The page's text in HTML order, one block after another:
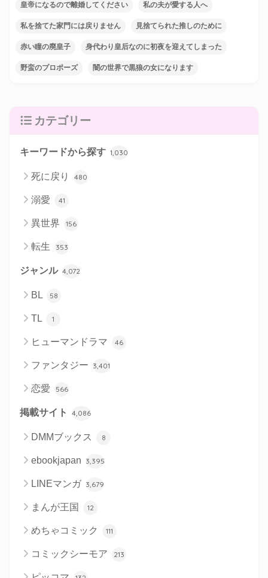
皇帝になるので離婚してください 私の夫が愛する人へ
私を捨てた家門には戻りません 見捨てられた推しのために
赤い瞳の廃皇子 身代わり皇后なのに初夜を迎えてしまった
野蛮のプロポーズ 闇の世界で黒狼の女になります
カテゴリー
キーワードから探す 1,030
死に戻り 480
溺愛 41
異世界 156
転生 353
ジャンル 4,072
BL 58
TL 1
ヒューマンドラマ 46
ファンタジー 3,401
恋愛 566
掲載サイト 4,086
DMMブックス 8
ebookjapan 3,395
LINEマンガ 3,679
まんが王国 12
めちゃコミック 111
コミックシーモア 213